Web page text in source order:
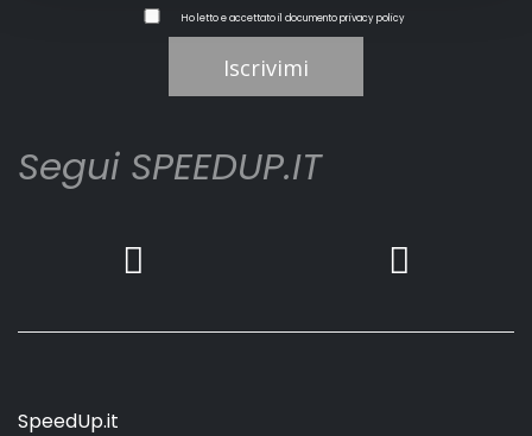
Ho letto e accettato il documentoprivacy policy
Iscrivimi
Segui SPEEDUP.IT
SpeedUp.it